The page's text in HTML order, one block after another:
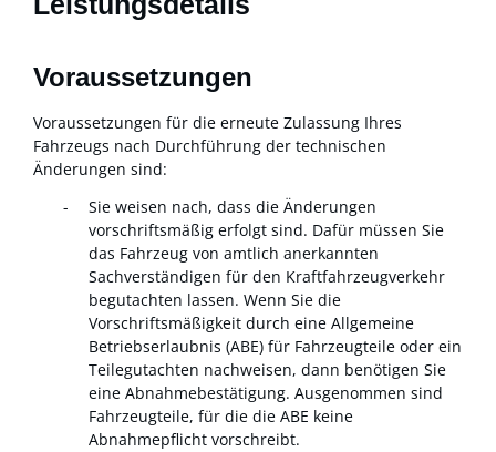
Voraussetzungen
Voraussetzungen für die erneute Zulassung Ihres
Fahrzeugs nach Durchführung der technischen
Änderungen sind:
Sie weisen nach, dass die Änderungen
vorschriftsmäßig erfolgt sind. Dafür müssen Sie
das Fahrzeug von amtlich anerkannten
Sachverständigen für den Kraftfahrzeugverkehr
begutachten lassen. Wenn Sie die
Vorschriftsmäßigkeit durch eine Allgemeine
Betriebserlaubnis (ABE) für Fahrzeugteile oder ein
Teilegutachten nachweisen, dann benötigen Sie
eine Abnahmebestätigung. Ausgenommen sind
Fahrzeugteile, für die die ABE keine
Abnahmepflicht vorschreibt.